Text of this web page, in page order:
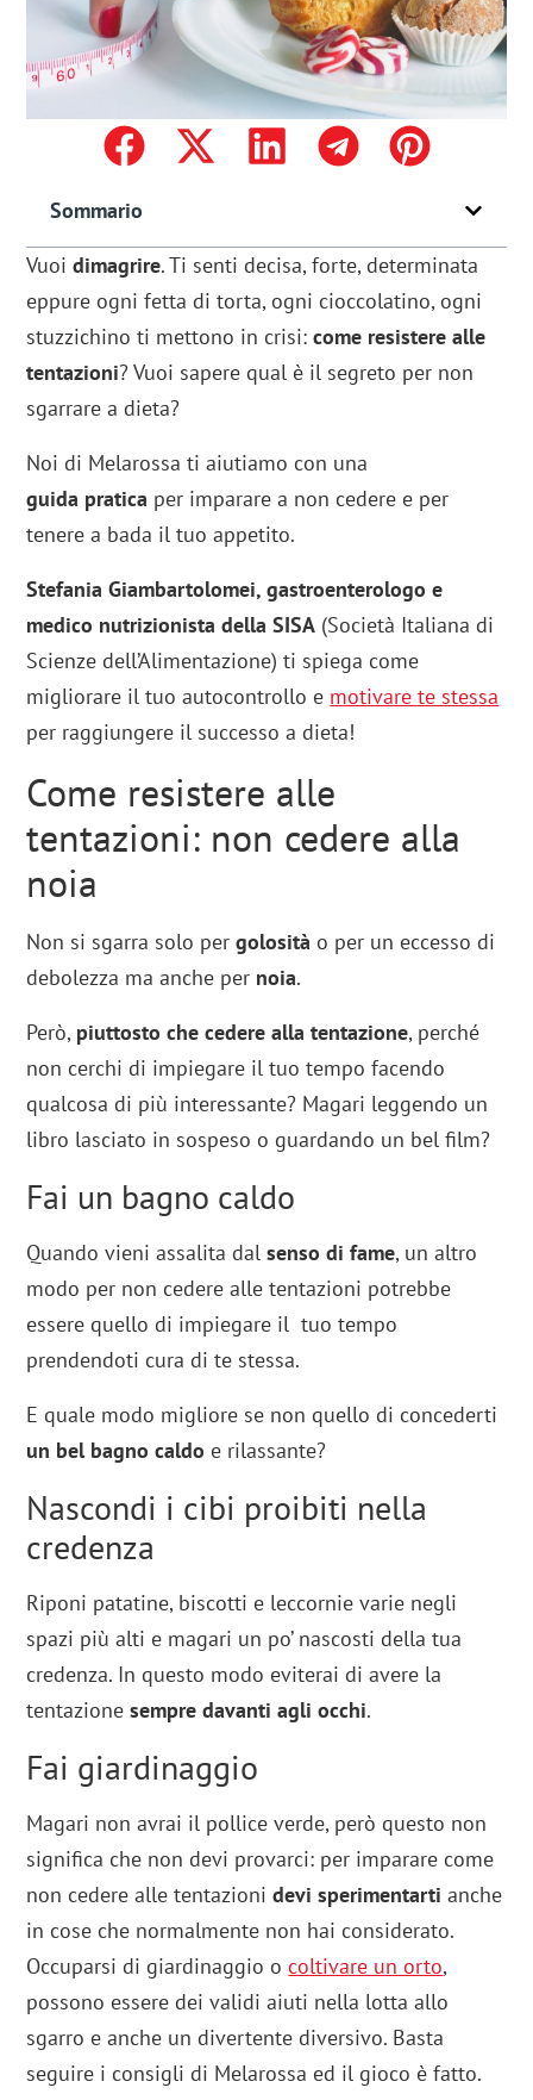
Sommario
Vuoidimagrire. Ti senti decisa, forte, determinata
eppure ogni fetta di torta, ogni cioccolatino, ogni
stuzzichino ti mettono in crisi:come resistere alle
tentazioni? Vuoi sapere qual è il segreto per non
sgarrare a dieta?
Noi di Melarossa ti aiutiamo con una
guida pratica per imparare a non cedere e per
tenere a bada il tuo appetito.
Stefania Giambartolomei, gastroenterologo e
medico nutrizionista della SISA (Società Italiana di
Scienze dell’Alimentazione) ti spiega come
migliorare il tuo autocontrollo e motivare te stessa
per raggiungere il successo a dieta!
Come resistere alle
tentazioni: non cedere alla
noia
Non si sgarra solo pergolosità o per un eccesso di
debolezza ma anche per noia.
Però, piuttosto che cedere alla tentazione, perché
non cerchi di impiegare il tuo tempo facendo
qualcosa di più interessante? Magari leggendo un
libro lasciato in sospeso o guardando un bel film?
Fai un bagno caldo
Quando vieni assalita dalsenso di fame, un altro
modo per non cedere alle tentazioni potrebbe
essere quello di impiegare il tuo tempo
prendendoti cura di te stessa.
E quale modo migliore se non quello di concederti
un bel bagno caldo e rilassante?
Nascondi i cibi proibiti nella
credenza
Riponi patatine, biscotti e leccornie varie negli
spazi più alti e magari un po’ nascosti della tua
credenza. In questo modo eviterai di avere la
tentazionesempre davanti agli occhi.
Fai giardinaggio
Magari non avrai il pollice verde, però questo non
significa che non devi provarci: per imparare come
non cedere alle tentazionidevi sperimentarti anche
in cose che normalmente non hai considerato.
Occuparsi di giardinaggio ocoltivare un orto,
possono essere dei validi aiuti nella lotta allo
sgarro e anche un divertente diversivo. Basta
seguire i consigli di Melarossa ed il gioco è fatto.